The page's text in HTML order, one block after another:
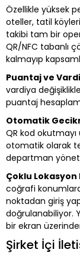
Özellikle yüksek
oteller, tatil
takibi tam bir
QR/NFC tabanlı
kalmayıp
Puantaj ve
vardiya
puantaj
Otomatik
QR kod
otomatik olarak
departman
Çoklu
coğrafi
noktadan giriş
doğrulanabiliyor.
bir ekran
Şirket İçi